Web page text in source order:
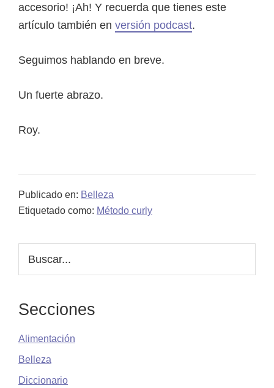
accesorio! ¡Ah! Y recuerda que tienes este
artículo también en versión podcast.
Seguimos hablando en breve.
Un fuerte abrazo.
Roy.
Publicado en: Belleza
Etiquetado como: Método curly
Barra
lateral
Secciones
Alimentación
Belleza
Diccionario